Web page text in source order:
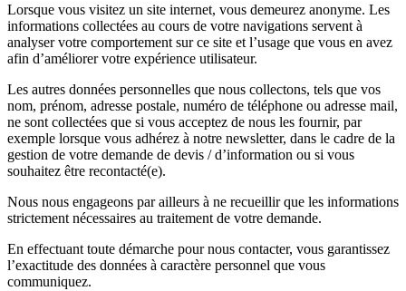
Lorsque vous visitez un site internet, vous demeurez anonyme. Les
informations collectées au cours de votre navigations servent à
analyser votre comportement sur ce site et l’usage que vous en avez
afin d’améliorer votre expérience utilisateur.
Les autres données personnelles que nous collectons, tels que vos
nom, prénom, adresse postale, numéro de téléphone ou adresse mail,
ne sont collectées que si vous acceptez de nous les fournir, par
exemple lorsque vous adhérez à notre newsletter, dans le cadre de la
gestion de votre demande de devis / d’information ou si vous
souhaitez être recontacté(e).
Nous nous engageons par ailleurs à ne recueillir que les informations
strictement nécessaires au traitement de votre demande.
En effectuant toute démarche pour nous contacter, vous garantissez
l’exactitude des données à caractère personnel que vous
communiquez.